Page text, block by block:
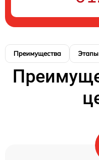
Преимущества